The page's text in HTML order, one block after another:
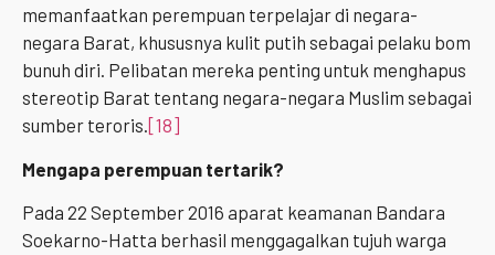
memanfaatkan perempuan terpelajar di negara-
negara Barat, khususnya kulit putih sebagai pelaku bom
bunuh diri. Pelibatan mereka penting untuk menghapus
stereotip Barat tentang negara-negara Muslim sebagai
sumber teroris.[18]
Mengapa perempuan tertarik?
Pada 22 September 2016 aparat keamanan Bandara
Soekarno-Hatta berhasil menggagalkan tujuh warga